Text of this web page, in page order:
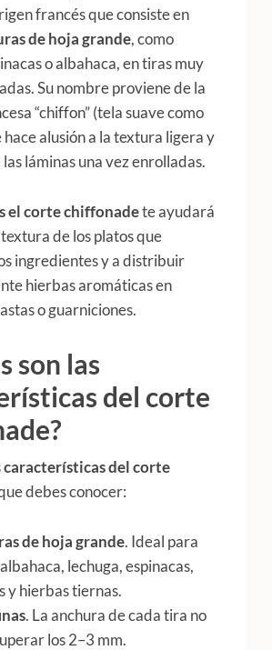
francés que consiste en
de hoja grande, como
o albahaca, en tiras muy
Su nombre proviene de la
“chiffon” (tela suave como
hace alusión a la textura ligera y
láminas una vez enrolladas.
el corte chiffonadete ayudará
de los platos que
ingredientes y a distribuir
hierbas aromáticas en
o guarniciones.
son las
del corte
características del corte
debes conocer:
de hoja grande. Ideal para
lechuga, espinacas,
y hierbas tiernas.
. La anchura de cada tira no
los 2–3 mm.